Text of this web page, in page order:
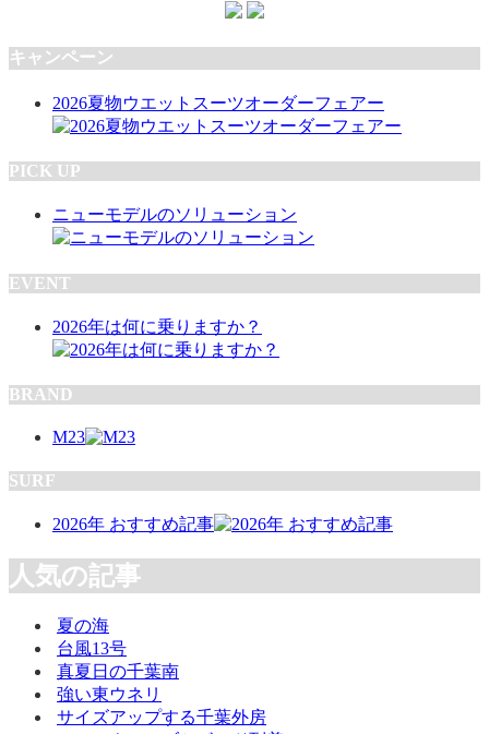
キャンペーン
2026夏物ウエットスーツオーダーフェアー
PICK UP
ニューモデルのソリューション
EVENT
2026年は何に乗りますか？
BRAND
M23
SURF
2026年 おすすめ記事
人気の記事
夏の海
台風13号
真夏日の千葉南
強い東ウネリ
サイズアップする千葉外房